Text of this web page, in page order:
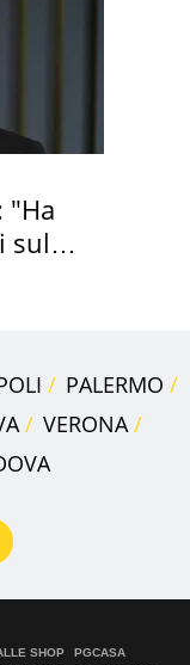
"Ha
sul
PALERMO
VERONA
SHOP
PGCASA